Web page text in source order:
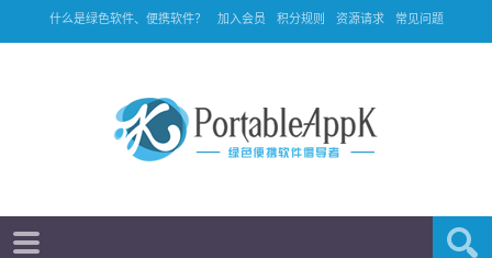
什么是绿色软件、便携软件？ 加入会员 积分规则 资源请求 常见问题